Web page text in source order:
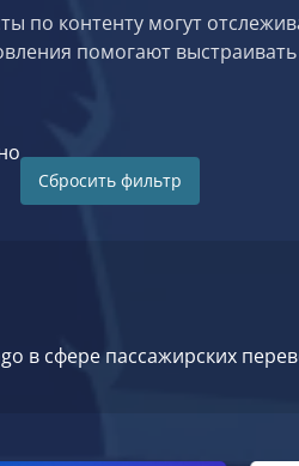
по контенту могут
помогают
Сбросить фильтр
в сфере пассажирских